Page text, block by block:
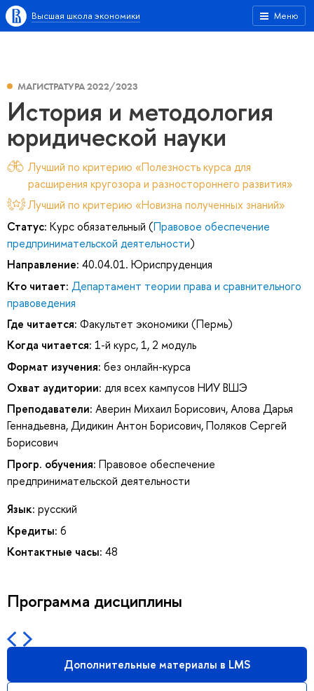
Меню
Высшая школа экономики
МАГИСТРАТУРА 2022/2023
История и методология
юридической науки
Лучший по критерию «Полезность курса для
расширения кругозора и разностороннего развития»
Лучший по критерию «Новизна полученных знаний»
Статус: Курс обязательный (Правовое обеспечение
предпринимательской деятельности)
Направление: 40.04.01. Юриспруденция
Кто читает: Департамент теории права и сравнительного
правоведения
Где читается: Факультет экономики (Пермь)
Когда читается: 1-й курс, 1, 2 модуль
Формат изучения: без онлайн-курса
Охват аудитории: для всех кампусов НИУ ВШЭ
Преподаватели: Аверин Михаил Борисович,Алова Дарья
Геннадьевна,Дидикин Антон Борисович,Поляков Сергей
Борисович
Прогр. обучения: Правовое обеспечение
предпринимательской деятельности
Язык: русский
Кредиты: 6
Контактные часы: 48
Программа дисциплины
Дополнительные материалы в LMS